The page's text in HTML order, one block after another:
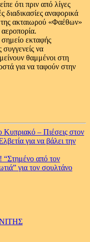
ότι πριν από λίγες
διαδικασίες αναφορικά
ακταιωρού «Φαέθων»
σημείο εκταφής
να
θαμμένοι στη
για να ταφούν στην
Κυπριακό – Πιέσεις στον
για να βάλει την
από τον
για τον σουλτάνο